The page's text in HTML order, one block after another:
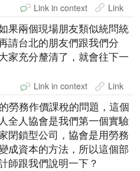
Link in context Link
果兩個現場朋友類似統問統
請台北的朋友們跟我們分
家充分釐清了，就會往下一
Link in context Link
勞務作價課稅的問題，這個
全人協會是我們第一個實驗
閉鎖型公司，協會是用勞務
成資本的方法，所以這個部
師跟我們說明一下？